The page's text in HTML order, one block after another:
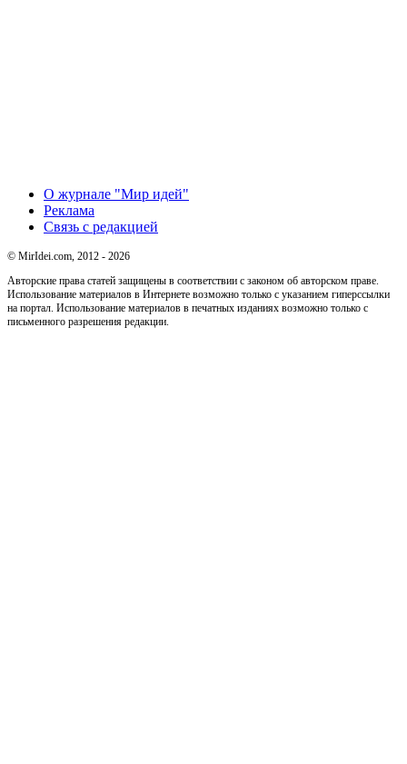
О журнале "Мир идей"
Реклама
Связь с редакцией
© MirIdei.com, 2012 - 2026
Авторские права статей защищены в соответствии с законом об авторском праве.
Использование материалов в Интернете возможно только с указанием гиперссылки
на портал. Использование материалов в печатных изданиях возможно только с
письменного разрешения редакции.